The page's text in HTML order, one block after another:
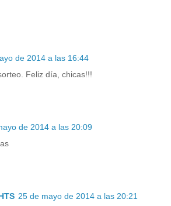
de 2014 a las 16:44
Feliz día, chicas!!!
de 2014 a las 20:09
25 de mayo de 2014 a las 20:21